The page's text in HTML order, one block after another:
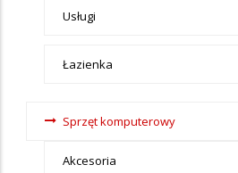
Usługi
Łazienka
Sprzęt komputerowy
Akcesoria